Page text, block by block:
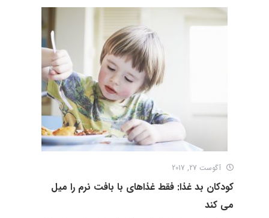
آگوست 27, 2017
کودکان بد غذا: فقط غذاهای با بافت نرم را میل
می کند